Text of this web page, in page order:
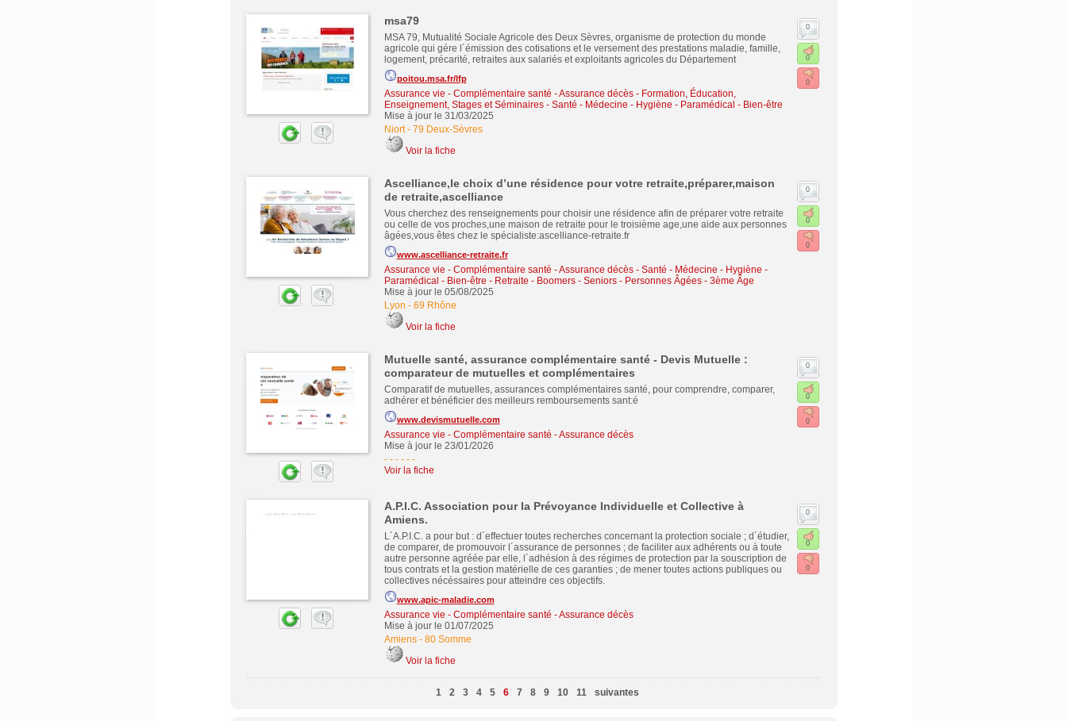
msa79
MSA 79, Mutualité Sociale Agricole des Deux Sèvres, organisme de protection du monde
agricole qui gére l´émission des cotisations et le versement des prestations maladie, famille,
logement, précarité, retraites aux salariés et exploitants agricoles du Département
poitou.msa.fr/lfp
Assurance vie - Complémentaire santé - Assurance décès- Formation, Éducation,
Enseignement, Stages et Séminaires- Santé - Médecine - Hygiène - Paramédical - Bien-être
Mise à jour le 31/03/2025
Niort- 79 Deux-Sèvres
Voir la fiche
0
0
0
Ascelliance,le choix d’une résidence pour votre retraite,préparer,maison
de retraite,ascelliance
Vous cherchez des renseignements pour choisir une résidence afin de préparer votre retraite
ou celle de vos proches,une maison de retraite pour le troisième age,une aide aux personnes
âgées,vous êtes chez le spécialiste:ascelliance-retraite.fr
www.ascelliance-retraite.fr
Assurance vie - Complémentaire santé - Assurance décès- Santé - Médecine - Hygiène -
Paramédical - Bien-être - Retraite - Boomers - Seniors - Personnes Âgées - 3ème Âge
Mise à jour le 05/08/2025
Lyon - 69 Rhône
Voir la fiche
0
0
0
Mutuelle santé, assurance complémentaire santé - Devis Mutuelle :
comparateur de mutuelles et complémentaires
Comparatif de mutuelles, assurances complémentaires santé, pour comprendre, comparer,
adhérer et bénéficier des meilleurs remboursements sant:é
www.devismutuelle.com
Assurance vie - Complémentaire santé - Assurance décès
Mise à jour le 23/01/2026
- - - - --
Voir la fiche
0
0
0
A.P.I.C. Association pour la Prévoyance Individuelle et Collective à
Amiens.
L´A.P.I.C. a pour but : d´effectuer toutes recherches concernant la protection sociale ; d´étudier,
de comparer, de promouvoir l´assurance de personnes ; de faciliter aux adhérents ou à toute
autre personne agréée par elle, l´adhésion à des régimes de protection par la souscription de
tous contrats et la gestion matérielle de ces garanties ; de mener toutes actions publiques ou
collectives nécéssaires pour atteindre ces objectifs.
www.apic-maladie.com
Assurance vie - Complémentaire santé - Assurance décès
Mise à jour le 01/07/2025
Amiens- 80 Somme
Voir la fiche
0
0
0
1 2 3 4 5 6 7 8 9 10 11 suivantes